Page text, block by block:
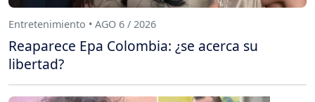
Entretenimiento • AGO 6 / 2026
Reaparece Epa Colombia: ¿se acerca su
libertad?